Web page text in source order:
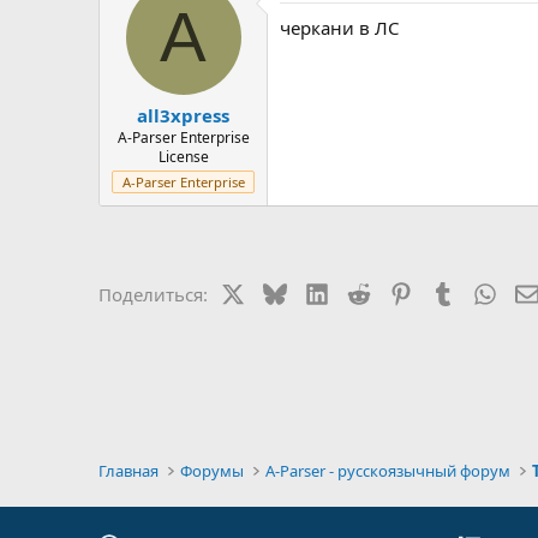
A
all3xpress
A-Parser Enterprise
License
A-Parser Enterprise
черкани в ЛС
Поделиться: BlueskyLinkedIn
Reddit PinterestTumblr
Главная Форумы A-Parser - русскоязычный форум